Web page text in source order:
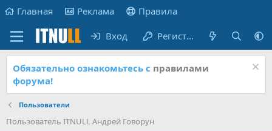
Главная Реклама Правила
Вход Регистрация
Обязательно ознакомьтесь с правилами
форума!
Пользователи
Пользователь ITNULL Андрей Говорун